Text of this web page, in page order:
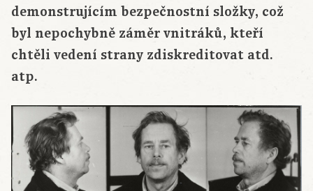
demonstrujícím bezpečnostní složky, což
byl nepochybně záměr vnitráků, kteří
chtěli vedení strany zdiskreditovat atd.
atp.